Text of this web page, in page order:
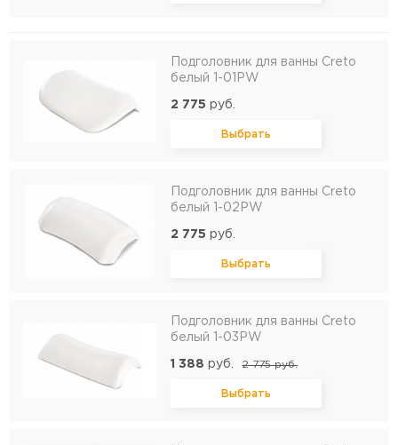
Подголовник для ванны Creto
белый 1-01PW
2 775руб.
Выбрать
Подголовник для ванны Creto
белый 1-02PW
2 775руб.
Выбрать
Подголовник для ванны Creto
белый 1-03PW
1 388руб. 2 775руб.
Выбрать